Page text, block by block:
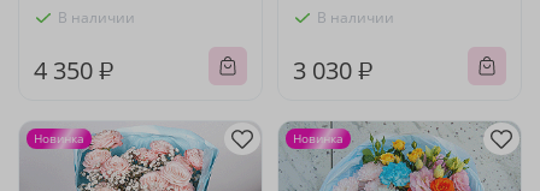
В наличии
4 350 ₽
В наличии
3 030 ₽
Новинка Новинка